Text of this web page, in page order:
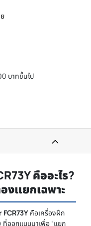
บาทขึ้นไป
คืออะไร?
งแยกเฉพาะ
คือเครื่องฝึก
ออกแบบมาเพื่อ “แยก